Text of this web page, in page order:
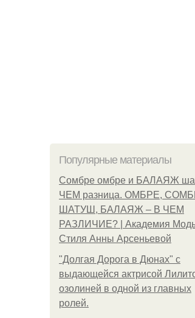
Популярные материалы
Сомбре омбре и БАЛАЯЖ
ЧЕМ разница. ОМБРЕ,
ШАТУШ, БАЛАЯЖ – В ЧЕМ
РАЗЛИЧИЕ? | Академия
Стиля Анны Арсеньевой
"Долгая Дорога в Дюнах" с
выдающейся актрисой
озолиней в одной из главных
ролей.